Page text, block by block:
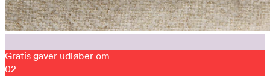
Gratis gaver udløber om
02